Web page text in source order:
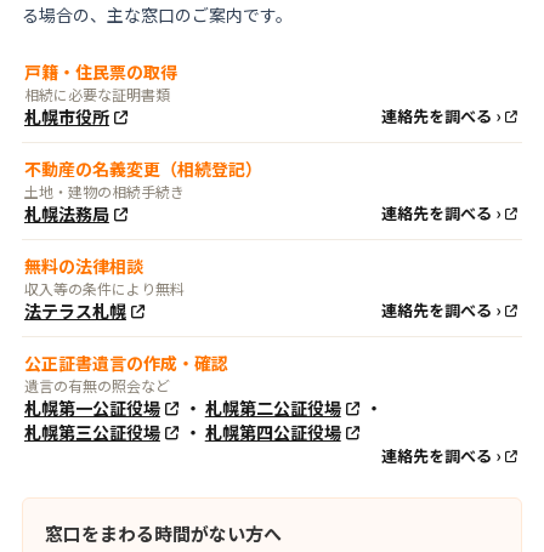
る場合の、主な窓口のご案内です。
戸籍・住民票の取得
相続に必要な証明書類
札幌市役所 連絡先を調べる ›
不動産の名義変更（相続登記）
土地・建物の相続手続き
札幌法務局 連絡先を調べる ›
無料の法律相談
収入等の条件により無料
法テラス札幌 連絡先を調べる ›
公正証書遺言の作成・確認
遺言の有無の照会など
札幌第一公証役場 ・ 札幌第二公証役場
・
札幌第三公証役場
・ 札幌第四公証役場
連絡先を調べる ›
窓口をまわる時間がない方へ